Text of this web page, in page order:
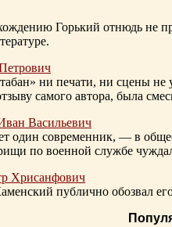
Горький отнюдь не
ни печати, ни сцены
самого автора, была
Васильевич
современник, — в
по военной службе
Хрисанфович
публично обозвал